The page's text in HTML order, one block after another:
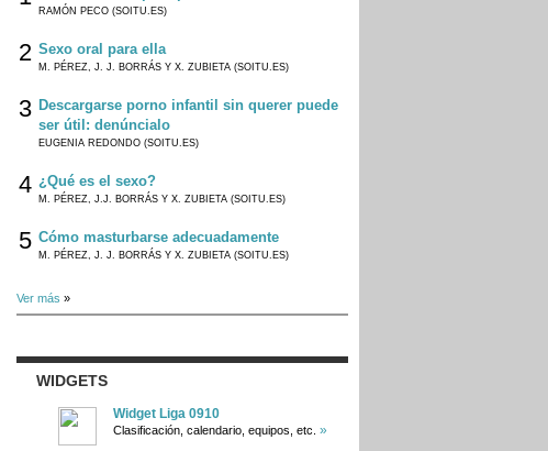
RAMÓN PECO (SOITU.ES)
2 Sexo oral para ella
M. PÉREZ, J. J. BORRÁS Y X. ZUBIETA (SOITU.ES)
3 Descargarse porno infantil sin querer puede
ser útil: denúncialo
EUGENIA REDONDO (SOITU.ES)
4 ¿Qué es el sexo?
M. PÉREZ, J.J. BORRÁS Y X. ZUBIETA (SOITU.ES)
5 Cómo masturbarse adecuadamente
M. PÉREZ, J. J. BORRÁS Y X. ZUBIETA (SOITU.ES)
Ver más »
WIDGETS
Widget Liga 0910
Clasificación, calendario, equipos, etc. »